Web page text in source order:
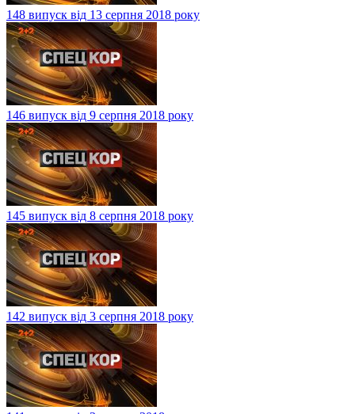
148 випуск від 13 серпня 2018 року
146 випуск від 9 серпня 2018 року
145 випуск від 8 серпня 2018 року
142 випуск від 3 серпня 2018 року